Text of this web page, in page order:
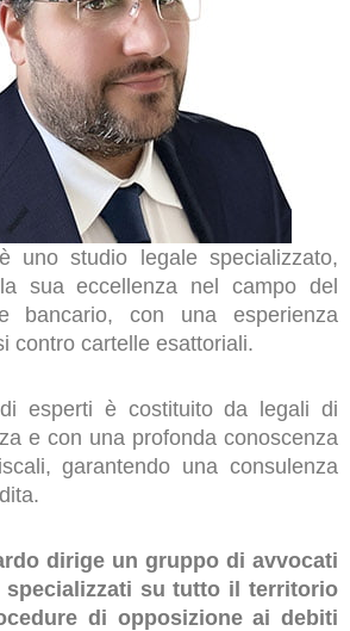
uno studio legale specializzato,
sua eccellenza nel campo del
bancario, con una esperienza
contro cartelle esattoriali.
esperti è costituito da legali di
e con una profonda conoscenza
garantendo una consulenza
dirige un gruppo di avvocati
specializzati su tutto il territorio
di opposizione ai debiti